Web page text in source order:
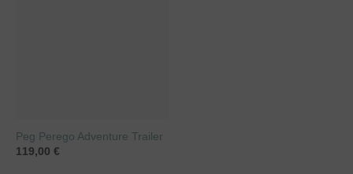
Peg Perego Adventure Trailer
119,00 €